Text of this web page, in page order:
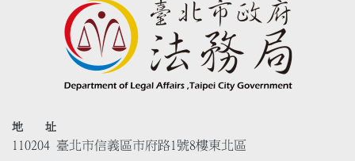
地 址
110204 臺北市信義區市府路1號8樓東北區